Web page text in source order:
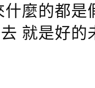
什麼的都
就是好的